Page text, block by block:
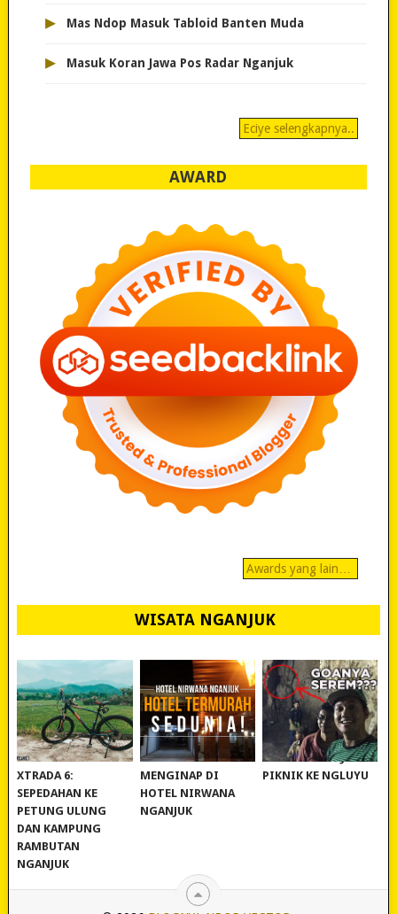
▸ Mas Ndop Masuk Tabloid Banten Muda
▸ Masuk Koran Jawa Pos Radar Nganjuk
Eciye selengkapnya..
AWARD
Awards yang lain…
WISATA NGANJUK
REVIEW POLYGON
XTRADA 6:
SEPEDAHAN KE
PETUNG ULUNG
DAN KAMPUNG
RAMBUTAN
NGANJUK
MURAH BANGET!
MENGINAP DI
HOTEL NIRWANA
NGANJUK
WISATA NGANJUK:
PIKNIK KE NGLUYU